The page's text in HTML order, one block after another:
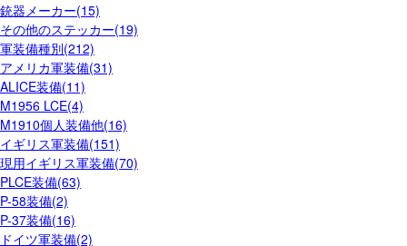
銃器メーカー(15)
その他のステッカー(19)
軍装備種別(212)
アメリカ軍装備(31)
ALICE装備(11)
M1956 LCE(4)
M1910個人装備他(16)
イギリス軍装備(151)
現用イギリス軍装備(70)
PLCE装備(63)
P-58装備(2)
P-37装備(16)
ドイツ軍装備(2)